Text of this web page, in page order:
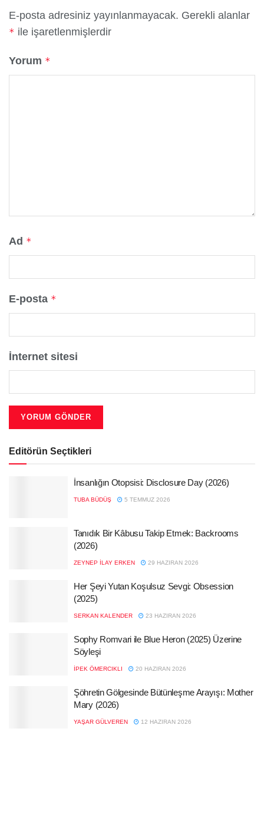
E-posta adresiniz yayınlanmayacak. Gerekli alanlar
* ile işaretlenmişlerdir
Yorum *
Ad *
E-posta *
İnternet sitesi
Editörün Seçtikleri
İnsanlığın Otopsisi: Disclosure Day (2026)
TUBA BÜDÜŞ 5 TEMMUZ 2026
Tanıdık Bir Kâbusu Takip Etmek: Backrooms
(2026)
ZEYNEP İLAY ERKEN 29 HAZIRAN 2026
Her Şeyi Yutan Koşulsuz Sevgi: Obsession
(2025)
SERKAN KALENDER 23 HAZIRAN 2026
Sophy Romvari ile Blue Heron (2025) Üzerine
Söyleşi
İPEK ÖMERCIKLI 20 HAZIRAN 2026
Şöhretin Gölgesinde Bütünleşme Arayışı: Mother
Mary (2026)
YAŞAR GÜLVEREN 12 HAZIRAN 2026